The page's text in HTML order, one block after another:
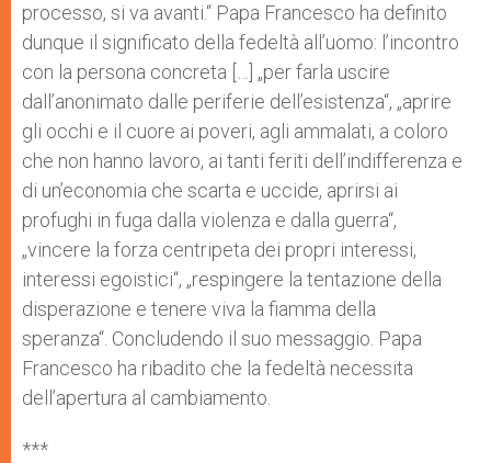
processo, si va avanti.“ Papa Francesco ha definito
dunque il significato della fedeltà all’uomo: l’incontro
con la persona concreta […] „per farla uscire
dall’anonimato dalle periferie dell’esistenza“, „aprire
gli occhi e il cuore ai poveri, agli ammalati, a coloro
che non hanno lavoro, ai tanti feriti dell’indifferenza e
di un’economia che scarta e uccide, aprirsi ai
profughi in fuga dalla violenza e dalla guerra“,
„vincere la forza centripeta dei propri interessi,
interessi egoistici“, „respingere la tentazione della
disperazione e tenere viva la fiamma della
speranza“. Concludendo il suo messaggio. Papa
Francesco ha ribadito che la fedeltà necessita
dell’apertura al cambiamento.
***